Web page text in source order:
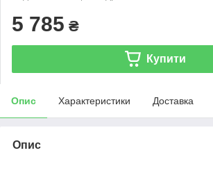
5 785 ₴
Купити
Опис Характеристики Доставка
Опис